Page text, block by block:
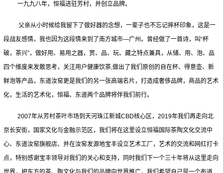
一九九八年，恒福进驻芳村，并创立品牌。
父亲从小时候给我留下了做好器的念想，一辈子也不忘记摔杯印象，这是一
段战友感情，我也因为这段情来到了南方城市—广州。曾经做了一首诗，叫“杯
破，茶兴”，做好用、易用之器，赏、品、玩、藏之特点兼具，从储、用、泡、品
四个维度来发散思考，关注用户健康饮茶,做出了我们原创的自在杯、得意壶、新
鲜泡等产品，东道汝窑更是我们的另一张高端名片，打造成奢侈品牌，商品的艺术
化，生活的艺术化，恒福、东道两个品牌将伴我们前行。
2007年从芳村茶叶市场到天河珠江新城CBD核心区，2019年我们再走向北
京长安街，国家文化与金融示范区，我们将在这里设立恒福国际茶陶文化交流中
心、东道汝窑旗舰店、并在汝窑发源地宝丰设立艺术工厂，艺术的交流和网红打卡
点，特别感谢宝丰领导对我们的关心和支持，同时我们下一个三十年将从这里走向